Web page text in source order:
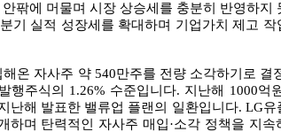
팎에 머물며 시장 상승세를 충분히 반영하지
기 실적 성장세를 확대하며 기업가치 제고 작
온 자사주 약 540만주를 전량 소각하기로 결
행주식의 1.26% 수준입니다. 지난해 1000억
난해 발표한 밸류업 플랜의 일환입니다. LG유
하며 탄력적인 자사주 매입·소각 정책을 지속